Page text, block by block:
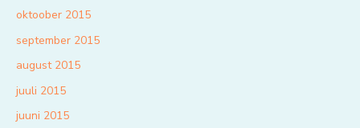
oktoober 2015
september 2015
august 2015
juuli 2015
juuni 2015